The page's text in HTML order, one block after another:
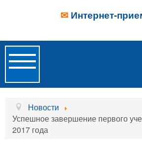
✉ Интернет-
Toggle
Navigation
Главная
Об учреждении
Новости
Успешное завершение первого
2017 года